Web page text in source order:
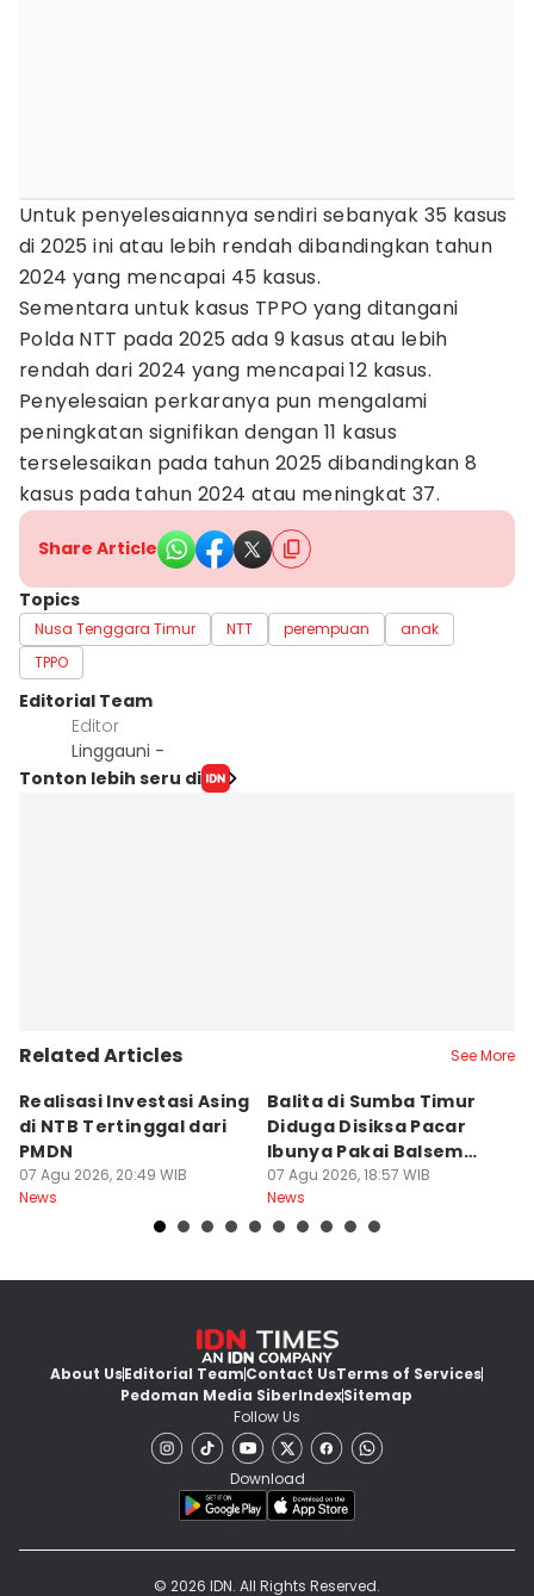
Untuk penyelesaiannya sendiri sebanyak 35 kasus
di 2025 ini atau lebih rendah dibandingkan tahun
2024 yang mencapai 45 kasus.
Sementara untuk kasus TPPO yang ditangani
Polda NTT pada 2025 ada 9 kasus atau lebih
rendah dari 2024 yang mencapai 12 kasus.
Penyelesaian perkaranya pun mengalami
peningkatan signifikan dengan 11 kasus
terselesaikan pada tahun 2025 dibandingkan 8
kasus pada tahun 2024 atau meningkat 37.
Share Article
Topics
Nusa Tenggara Timur NTT perempuan
anak
TPPO
Editorial Team
Editor
Linggauni -
Tonton lebih seru di
Related Articles See More
Realisasi Investasi Asing
di NTB Tertinggal dari
PMDN
07 Agu 2026, 20:49 WIB
News
Balita di Sumba Timur
Diduga Disiksa Pacar
Ibunya Pakai Balsem
dan Cabai
07 Agu 2026, 18:57 WIB
News
About UsEditorial TeamContact UsTerms of Services
Pedoman Media SiberIndexSitemap
Follow Us
Download
© 2026 IDN. All Rights Reserved.